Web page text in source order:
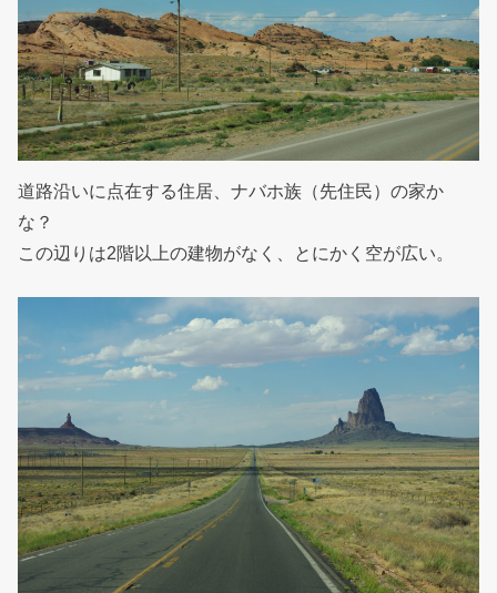
道路沿いに点在する住居、ナバホ族（先住民）の家か
な？
この辺りは2階以上の建物がなく、とにかく空が広い。